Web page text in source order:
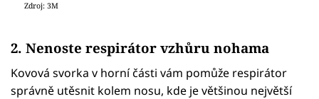
Zdroj: 3M
2. Nenoste respirátor vzhůru nohama
Kovová svorka v horní části vám pomůže respirátor
správně utěsnit kolem nosu, kde je většinou největší